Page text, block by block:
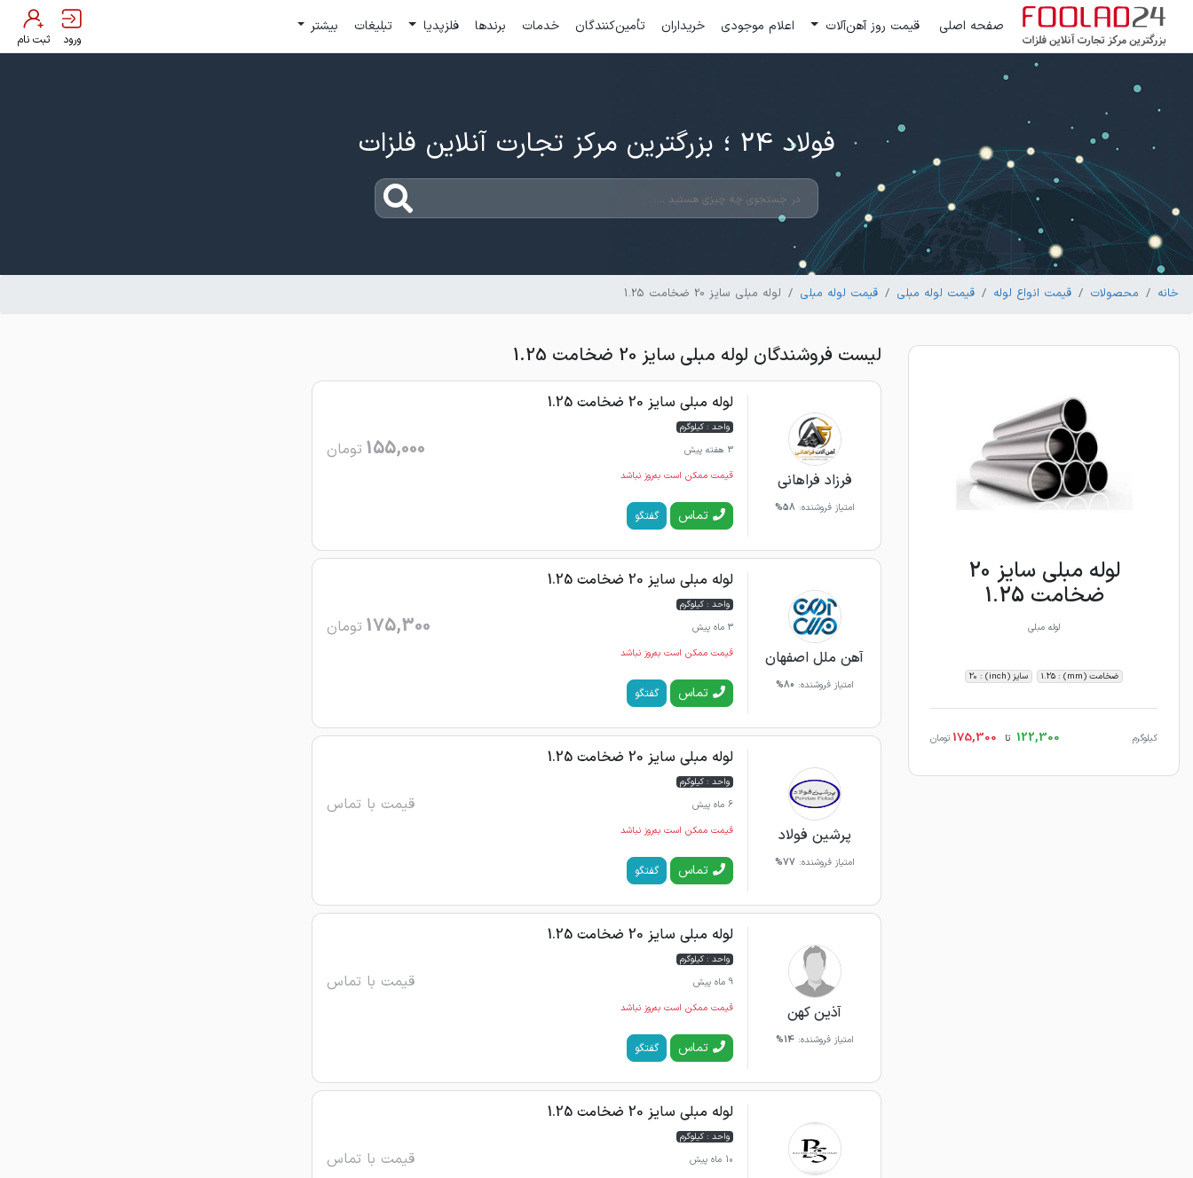
صفحه اصلی قیمت روز آهن‌آلات اعلام موجودی خریداران تأمین‌کنندگان خدمات برندها فلزپدیا تبلیغات بیشتر
ورود ثبت نام
فولاد 24 ؛ بزرگترین مرکز تجارت آنلاین فلزات
خانه محصولات قیمت انواع لوله قیمت لوله مبلی قیمت لوله مبلی لوله مبلی سایز 20 ضخامت 1.25
لوله مبلی سایز 20
ضخامت 1.25
لوله مبلی
ضخامت (mm) : 1.25 سایز (inch) : 20
کیلوگرم 122,300 تا 175,300 تومان
لیست فروشندگان لوله مبلی سایز 20 ضخامت 1.25
فرزاد فراهانی
امتیاز فروشنده: 58%
لوله مبلی سایز 20 ضخامت 1.25
واحد : کیلوگرم
3 هفته پیش
155,000 تومان
قیمت ممکن است به‌روز نباشد
تماس گفتگو
آهن ملل اصفهان
امتیاز فروشنده: 80%
لوله مبلی سایز 20 ضخامت 1.25
واحد : کیلوگرم
3 ماه پیش
175,300 تومان
قیمت ممکن است به‌روز نباشد
تماس گفتگو
پرشین فولاد
امتیاز فروشنده: 77%
لوله مبلی سایز 20 ضخامت 1.25
واحد : کیلوگرم
6 ماه پیش
قیمت با تماس
قیمت ممکن است به‌روز نباشد
تماس گفتگو
آذین کهن
امتیاز فروشنده:14%
لوله مبلی سایز 20 ضخامت 1.25
واحد : کیلوگرم
9 ماه پیش
قیمت با تماس
قیمت ممکن است به‌روز نباشد
تماس گفتگو
لوله مبلی سایز 20 ضخامت 1.25
واحد : کیلوگرم
10 ماه پیش
قیمت با تماس